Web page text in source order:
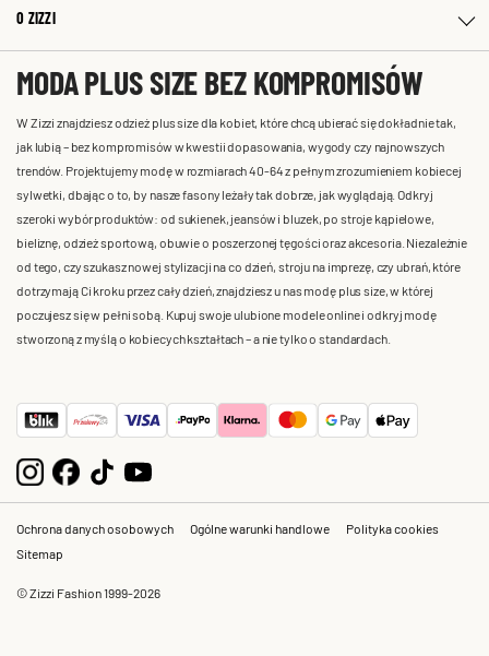
O ZIZZI
MODA PLUS SIZE BEZ KOMPROMISÓW
W Zizzi znajdziesz odzież plus size dla kobiet, które chcą ubierać się dokładnie tak,
jak lubią – bez kompromisów w kwestii dopasowania, wygody czy najnowszych
trendów. Projektujemy modę w rozmiarach 40-64 z pełnym zrozumieniem kobiecej
sylwetki, dbając o to, by nasze fasony leżały tak dobrze, jak wyglądają. Odkryj
szeroki wybór produktów: od sukienek, jeansów i bluzek, po stroje kąpielowe,
bieliznę, odzież sportową, obuwie o poszerzonej tęgości oraz akcesoria. Niezależnie
od tego, czy szukasz nowej stylizacji na co dzień, stroju na imprezę, czy ubrań, które
dotrzymają Ci kroku przez cały dzień, znajdziesz u nas modę plus size, w której
poczujesz się w pełni sobą. Kupuj swoje ulubione modele online i odkryj modę
stworzoną z myślą o kobiecych kształtach – a nie tylko o standardach.
Ochrona danych osobowych Ogólne warunki handlowe
Polityka cookies
Sitemap
© Zizzi Fashion 1999-2026